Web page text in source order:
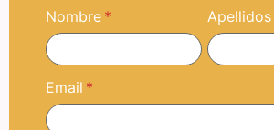
Nombre Apellidos
Email